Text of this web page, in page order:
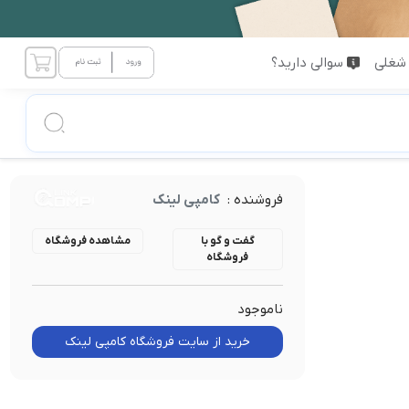
سوالی دارید؟
فروشنده : کامپی لینک
گفت و گو با
فروشگاه
مشاهده فروشگاه
ناموجود
خرید از سایت فروشگاه کامپی لینک